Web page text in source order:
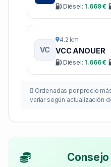
Diésel: 1.669 €
VC
4.2 km
VCC ANOUER
Diésel: 1.666 €
Ordenadas por precio
variar según actualización